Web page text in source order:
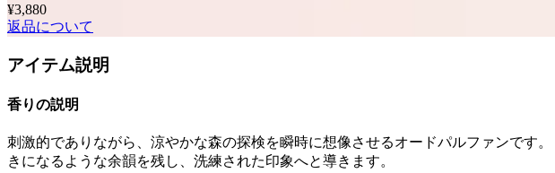
¥3,880
返品について
アイテム説明
香りの説明
刺激的でありながら、涼やかな森の探検を瞬時に想像させるオードパルファンです
きになるような余韻を残し、洗練された印象へと導きます。